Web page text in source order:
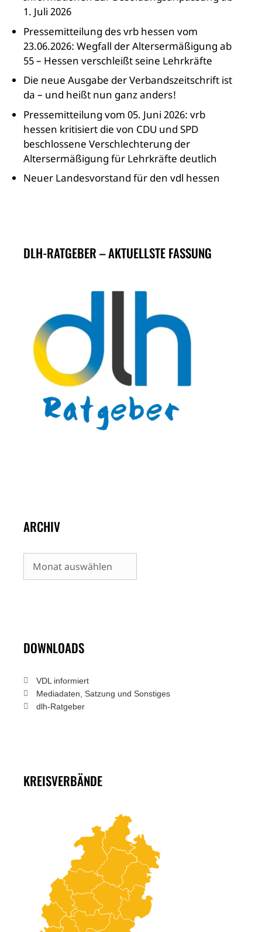
1. Juli 2026
Pressemitteilung des vrb hessen vom
23.06.2026: Wegfall der Altersermäßigung ab
55 – Hessen verschleißt seine Lehrkräfte
Die neue Ausgabe der Verbandszeitschrift ist
da – und heißt nun ganz anders!
Pressemitteilung vom 05. Juni 2026: vrb
hessen kritisiert die von CDU und SPD
beschlossene Verschlechterung der
Altersermäßigung für Lehrkräfte deutlich
Neuer Landesvorstand für den vdl hessen
DLH-RATGEBER – AKTUELLSTE FASSUNG
ARCHIV
Archiv
DOWNLOADS
VDL informiert
Mediadaten, Satzung und Sonstiges
dlh-Ratgeber
KREISVERBÄNDE